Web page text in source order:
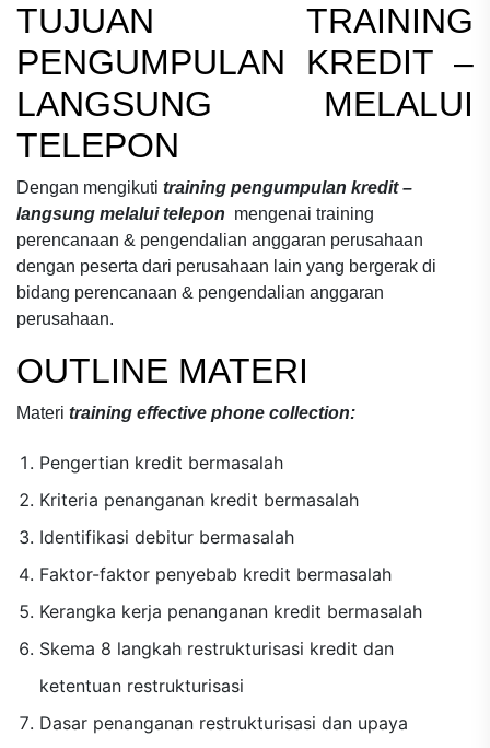
TUJUAN TRAINING
PENGUMPULAN KREDIT –
LANGSUNG MELALUI
TELEPON
Dengan mengikuti training pengumpulan kredit –
langsung melalui telepon mengenai training
perencanaan & pengendalian anggaran perusahaan
dengan peserta dari perusahaan lain yang bergerak di
bidang perencanaan & pengendalian anggaran
perusahaan.
OUTLINE MATERI
Materi training effective phone collection:
Pengertian kredit bermasalah
Kriteria penanganan kredit bermasalah
Identifikasi debitur bermasalah
Faktor-faktor penyebab kredit bermasalah
Kerangka kerja penanganan kredit bermasalah
Skema 8 langkah restrukturisasi kredit dan
ketentuan restrukturisasi
Dasar penanganan restrukturisasi dan upaya